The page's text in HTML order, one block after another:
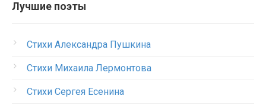
Лучшие поэты
Стихи Александра Пушкина
Стихи Михаила Лермонтова
Стихи Сергея Есенина